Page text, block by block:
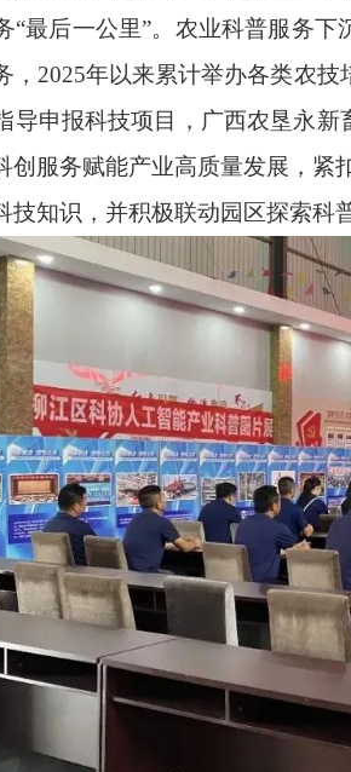
“最后一公里”。农业科普服务
，2025年以来累计举办各类农
导申报科技项目，广西农垦永
创服务赋能产业高质量发展，紧
技知识，并积极联动园区探索科